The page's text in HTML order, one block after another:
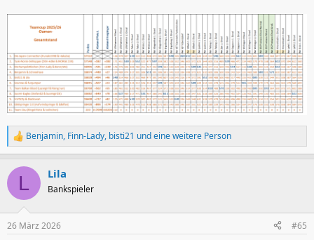
R
e
k
i
e
Benjamin, Finn-Lady, bisti21 und eine weitere Person
L Lila
Bankspieler
26 März 2026 #65